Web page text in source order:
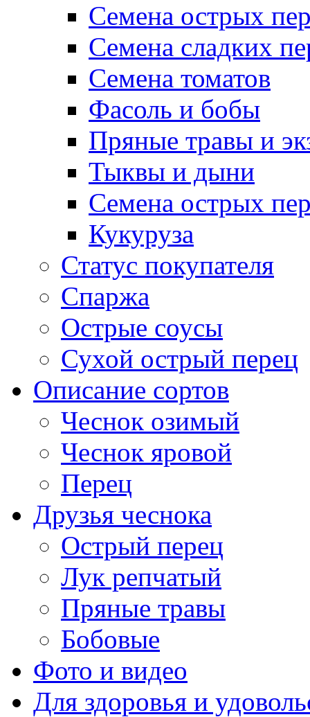
Семена острых
Семена сладких
Семена томатов
Фасоль и бобы
Пряные травы и
Тыквы и дыни
Семена острых
Кукуруза
Статус покупателя
Спаржа
Острые соусы
Сухой острый перец
Описание сортов
Чеснок озимый
Чеснок яровой
Перец
Друзья чеснока
Острый перец
Лук репчатый
Пряные травы
Бобовые
Фото и видео
Для здоровья и